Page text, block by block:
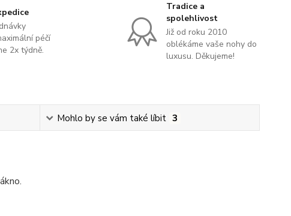
péčí
2x týdně.
Tradice a
spolehlivost
Již od roku 2010
oblékáme vaše nohy do
luxusu. Děkujeme!
Mohlo by se vám také líbit 3